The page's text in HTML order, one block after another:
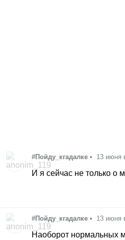
#Пойду_кгадалке • 13 июня
И я сейчас не только о
#Пойду_кгадалке • 13 июня
Наоборот нормальных